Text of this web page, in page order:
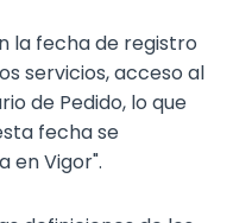
la fecha de registro
servicios, acceso al
de Pedido, lo que
fecha se
en Vigor".